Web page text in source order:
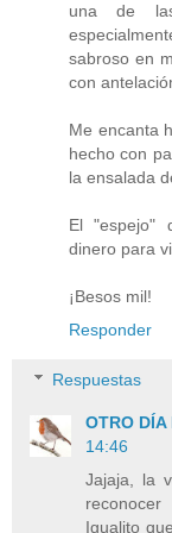
una de
sabroso en
con
Me encanta
hecho con
la ensalada
El "espejo"
dinero para
¡Besos mil!
Responder
Respuestas
OTRO DÍA
14:46
Jajaja, la
Igualito